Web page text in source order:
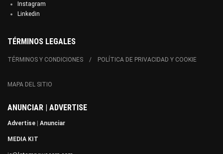
Instagram
Linkedin
TÉRMINOS LEGALES
TÉRMINOS Y CONDICIONES POLÍTICA DE PRIVACIDAD Y COOKIE
MAPA DEL SITIO
ANUNCIAR | ADVERTISE
Advertise Anunciar
MEDIA KIT